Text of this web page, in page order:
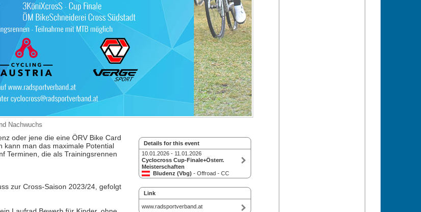
Nachwuchs
Details for this event
10.01.2026 - 11.01.2026
Cyclocross Cup-Finale+Österr.
Meisterschaften
Bludenz (Vbg) - Offroad - CC
Link
www.radsportverband.at
oder jene die eine ÖRV Bike Card
kann man das maximale Potential
Terminen, die als Trainingsrennen
zur Cross-Saison 2023/24, gefolgt